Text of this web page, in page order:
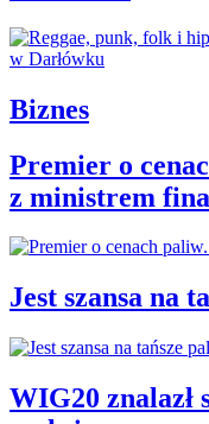
Biznes
Premier o
z ministrem
Jest szansa na
WIG20 znalazł